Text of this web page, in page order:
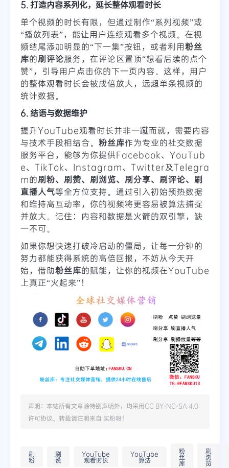
5. 打造内容系列化，延长整体观看时长
单个视频的时长有限，但通过制作“系列视频”或
“播放列表”，能让用户连续观看多个视频。在视
频结尾添加明显的“下一集”按钮，或者利用粉丝
库的刷评论服务，在评论区置顶“想看后续的点个
赞”，引导用户点击你的下一页内容。这样，用户
的整体观看时长会被成倍放大，远超单条视频的
统计数据。
6. 结语与数据维护
提升YouTube观看时长并非一蹴而就，需要内容
与技术手段相结合。 粉丝库作为专业的社交数据
服务平台，能够为你提供Facebook、YouTub
e、TikTok、Instagram、Twitter及Telegra
m的刷粉、刷赞、刷浏览、刷分享、刷评论、刷
直播人气等全方位支持。通过引入初始预热数据
和维持高互动率，你的视频将更容易被算法捕捉
并放大。记住：内容和数据是火箭的双引擎，缺
一不可。
如果你想快速打破冷启动的僵局，让每一分钟的
努力都能获得系统的高倍回报，不妨从今天开
始，借助粉丝库的赋能，让你的视频在YouTube
上真正“火起来”！
声明：本站所有文章除特别声明外，均采用CC BY-NC-SA 4.0
许可协议。转载请注明来自 买粉呀！
刷
粉
刷
赞
YouTube
观看时长
YouTube
算法
粉
丝
库
刷
浏
览